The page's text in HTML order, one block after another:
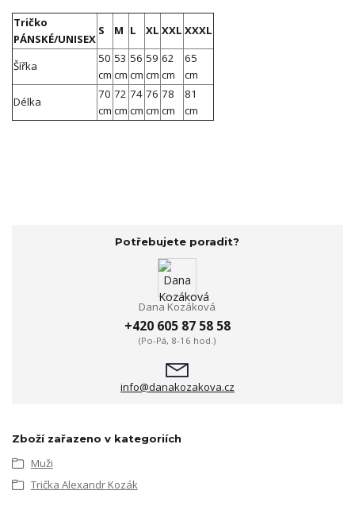
Tričko
PÁNSKÉ/UNISEX
S M L XL XXL XXXL
Šířka
50
cm
53
cm
56
cm
59
cm
62
cm
65
cm
Délka
70
cm
72
cm
74
cm
76
cm
78
cm
81
cm
Potřebujete poradit?
Dana Kozáková
+420 605 87 58 58
(Po-Pá, 8-16 hod.)
info@danakozakova.cz
Zboží zařazeno v kategoriích
Muži
Trička Alexandr Kozák